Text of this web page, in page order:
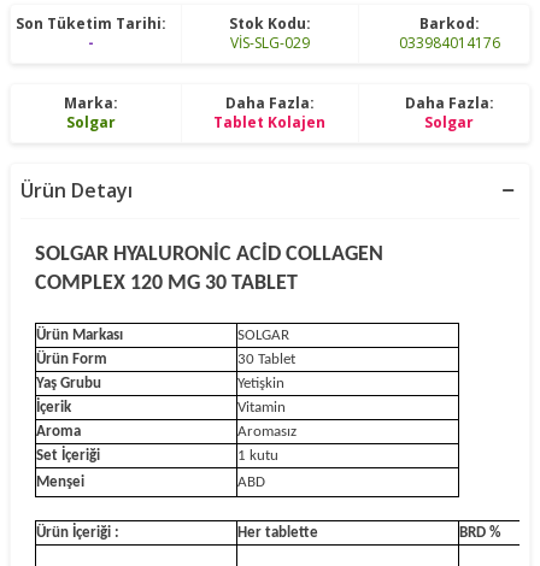
Son Tüketim Tarihi:
-
Stok Kodu:
VİS-SLG-029
Barkod:
033984014176
Marka:
Solgar
Daha Fazla:
Tablet Kolajen
Daha Fazla:
Solgar
Ürün Detayı
SOLGAR HYALURONİC ACİD COLLAGEN
COMPLEX 120 MG 30 TABLET
Ürün Markası
SOLGAR
Ürün Form
30 Tablet
Yaş Grubu
Yetişkin
İçerik
Vitamin
Aroma
Aromasız
Set İçeriği
1 kutu
Menşei
ABD
Ürün İçeriği : Her tablette BRD %